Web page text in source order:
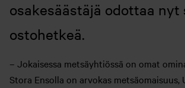
osakesäästäjä odottaa nyt
ostohetkeä.
– Jokaisessa metsäyhtiössä on omat
Stora Ensolla on arvokas metsäomaisuus,